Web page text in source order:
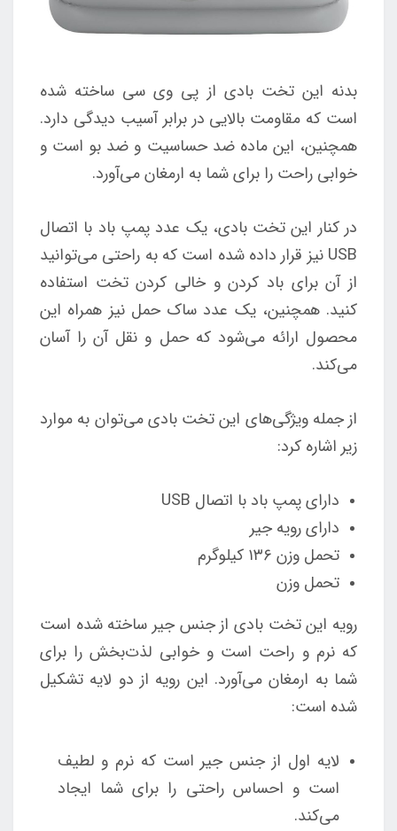
بدنه این تخت بادی از پی وی سی ساخته شده
است که مقاومت بالایی در برابر آسیب دیدگی دارد.
همچنین، این ماده ضد حساسیت و ضد بو است و
خوابی راحت را برای شما به ارمغان می‌آورد.
در کنار این تخت بادی، یک عدد پمپ باد با اتصال
USB نیز قرار داده شده است که به راحتی می‌توانید
از آن برای باد کردن و خالی کردن تخت استفاده
کنید. همچنین، یک عدد ساک حمل نیز همراه این
محصول ارائه می‌شود که حمل و نقل آن را آسان
می‌کند.
از جمله ویژگی‌های این تخت بادی می‌توان به موارد
زیر اشاره کرد:
دارای پمپ باد با اتصال USB
دارای رویه جیر
تحمل وزن ۱۳۶ کیلوگرم
تحمل وزن
رویه این تخت بادی از جنس جیر ساخته شده است
که نرم و راحت است و خوابی لذت‌بخش را برای
شما به ارمغان می‌آورد. این رویه از دو لایه تشکیل
شده است:
لایه اول از جنس جیر است که نرم و لطیف
است و احساس راحتی را برای شما ایجاد
می‌کند.